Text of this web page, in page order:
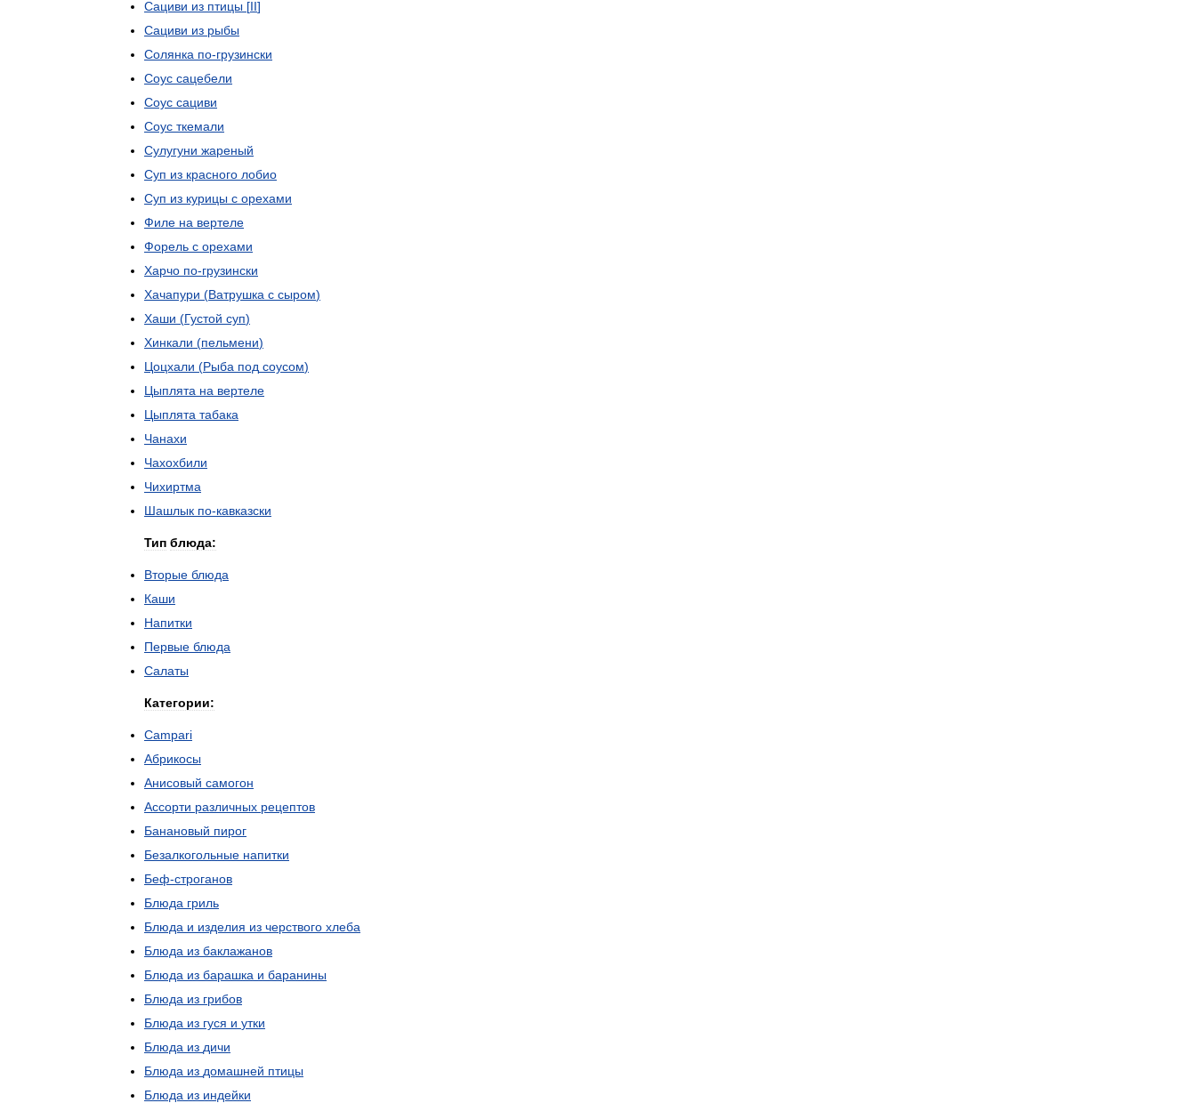
Сациви из птицы [II]
Сациви из рыбы
Солянка по-грузински
Соус сацебели
Соус сациви
Соус ткемали
Сулугуни жареный
Суп из красного лобио
Суп из курицы с орехами
Филе на вертеле
Форель с орехами
Харчо по-грузински
Хачапури (Ватрушка с сыром)
Хаши (Густой суп)
Хинкали (пельмени)
Цоцхали (Рыба под соусом)
Цыплята на вертеле
Цыплята табака
Чанахи
Чахохбили
Чихиртма
Шашлык по-кавказски
Тип блюда:
Вторые блюда
Каши
Напитки
Первые блюда
Салаты
Категории:
Campari
Абрикосы
Анисовый самогон
Ассорти различных рецептов
Банановый пирог
Безалкогольные напитки
Беф-строганов
Блюда гриль
Блюда и изделия из черствого хлеба
Блюда из баклажанов
Блюда из барашка и баранины
Блюда из грибов
Блюда из гуся и утки
Блюда из дичи
Блюда из домашней птицы
Блюда из индейки